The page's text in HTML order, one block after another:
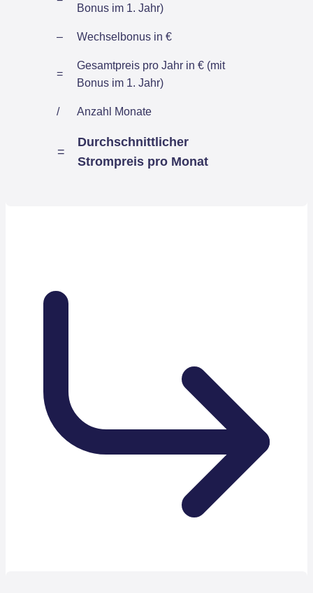
Bonus im 1. Jahr)
– Wechselbonus in €
=
Gesamtpreis pro Jahr in € (mit
Bonus im 1. Jahr)
/ Anzahl Monate
=
Durchschnittlicher
Strompreis pro Monat